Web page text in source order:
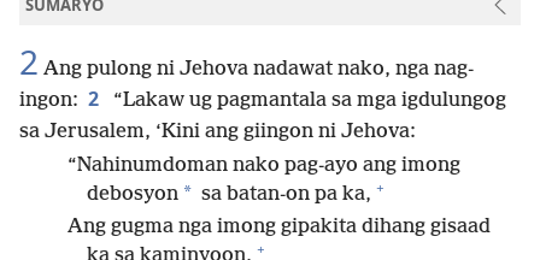
SUMARYO
2 Ang pulong ni Jehova nadawat nako, nga nag-
ingon: 2
“Lakaw ug pagmantala sa mga igdulungog
sa Jerusalem, ‘Kini ang giingon ni Jehova:
“Nahinumdoman nako pag-ayo ang imong
debosyon * sa batan-on pa ka, +
Ang gugma nga imong gipakita dihang gisaad
+